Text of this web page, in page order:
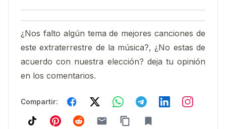
¿Nos falto algún tema de mejores canciones de
este extraterrestre de la música?, ¿No estas de
acuerdo con nuestra elección? deja tu opinión
en los comentarios.
Compartir: